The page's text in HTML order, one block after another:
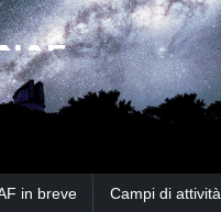
in breve Campi di attività